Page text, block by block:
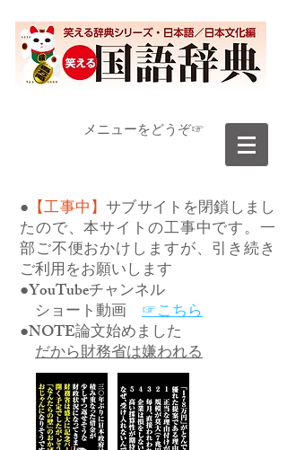
​メニューをどうぞ☞
● 【工事中】サブサイトを閉鎖しまし
たので、本サイトの工事中です。一
部ご不便おかけしますが、引き続き
ご利用をお願いします
●YouTubeチャンネル
ショート動画 ☞こちら
●NOTE論文始めました
だから財務省は嫌われる